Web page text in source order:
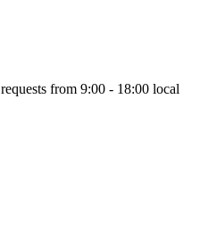
from 9:00 - 18:00 local